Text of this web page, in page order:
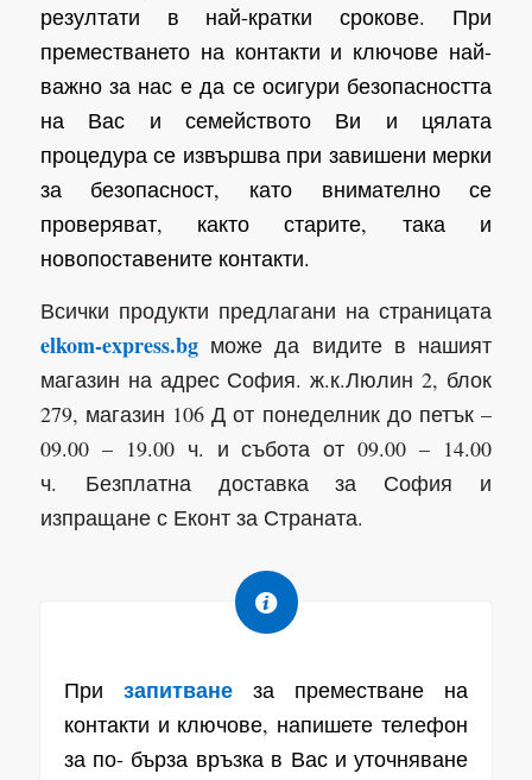
резултати в най-кратки срокове. При
преместването на контакти и ключове най-
важно за нас е да се осигури безопасността
на Вас и семейството Ви и цялата
процедура се извършва при завишени мерки
за безопасност, като внимателно се
проверяват, както старите, така и
новопоставените контакти.
Всички продукти предлагани на страницата
elkom-express.bgможе да видите в нашият
магазин на адрес София. ж.к.Люлин 2, блок
279, магазин 106 Д от понеделник до петък –
09.00 – 19.00 ч. и събота от 09.00 – 14.00
ч. Безплатна доставка за София и
изпращане с Еконт за Страната.
При запитванеза преместване на
контакти и ключове, напишете телефон
за по- бърза връзка в Вас и уточняване